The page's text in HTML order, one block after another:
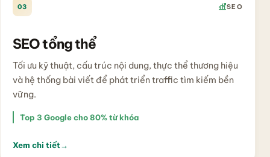
03 SEO
SEO tổng thể
Tối ưu kỹ thuật, cấu trúc nội dung, thực thể thương hiệu
và hệ thống bài viết để phát triển traffic tìm kiếm bền
vững.
Top 3 Google cho 80% từ khóa
Xem chi tiết→